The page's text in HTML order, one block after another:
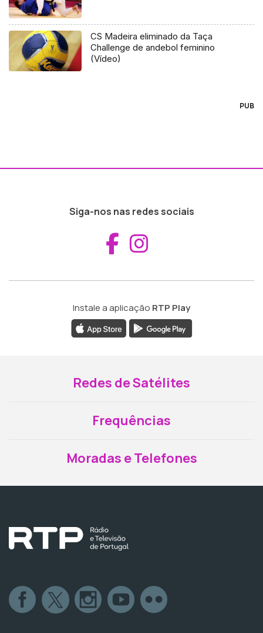
CS Madeira eliminado da Taça
Challenge de andebol feminino
(Vídeo)
PUB
Siga-nos nas redes sociais
Aceder ao
Instale a aplicação RTP Play
Redes de Satélites
Frequências
Moradas e Telefones